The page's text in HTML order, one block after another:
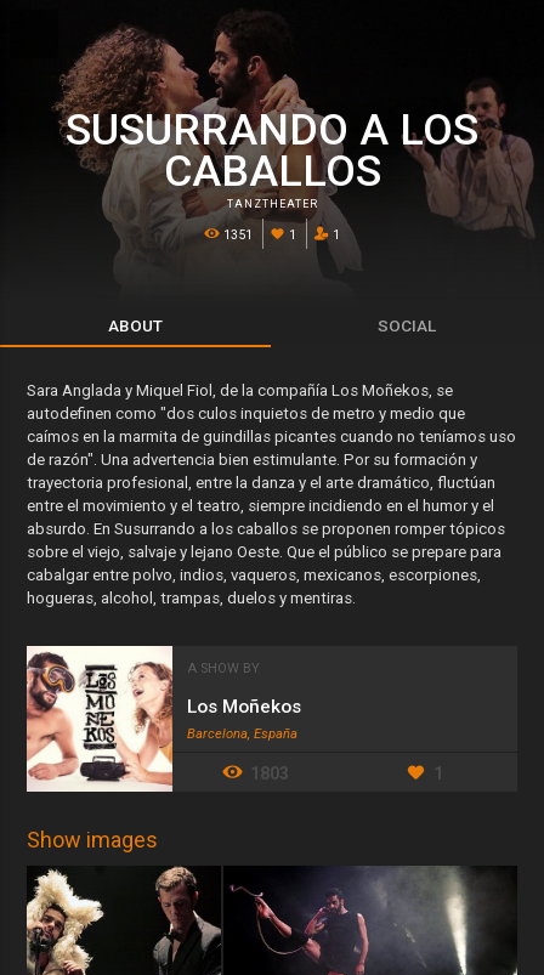
SUSURRANDO A LOS
CABALLOS
TANZTHEATER
1351 1 1
ABOUT SOCIAL
Sara Anglada y Miquel Fiol, de la compañía Los Moñekos, se
autodefinen como "dos culos inquietos de metro y medio que
caímos en la marmita de guindillas picantes cuando no teníamos uso
de razón". Una advertencia bien estimulante. Por su formación y
trayectoria profesional, entre la danza y el arte dramático, fluctúan
entre el movimiento y el teatro, siempre incidiendo en el humor y el
absurdo. En Susurrando a los caballos se proponen romper tópicos
sobre el viejo, salvaje y lejano Oeste. Que el público se prepare para
cabalgar entre polvo, indios, vaqueros, mexicanos, escorpiones,
hogueras, alcohol, trampas, duelos y mentiras.
A SHOW BY
Los Moñekos
Barcelona, España
1803 1
Show images